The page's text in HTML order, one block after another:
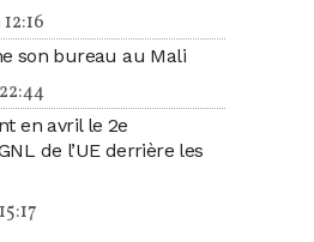
son bureau au Mali
en avril le 2e
de l’UE derrière les